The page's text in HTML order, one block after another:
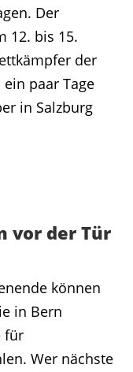
Der
12. bis 15.
der
paar Tage
in Salzburg
vor der Tür
können
in Bern
für
Wer nächste